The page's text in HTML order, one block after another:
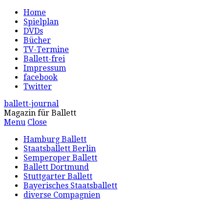
Home
Spielplan
DVDs
Bücher
TV-Termine
Ballett-frei
Impressum
facebook
Twitter
ballett-journal
Magazin für Ballett
Menu Close
Hamburg Ballett
Staatsballett Berlin
Semperoper Ballett
Ballett Dortmund
Stuttgarter Ballett
Bayerisches Staatsballett
diverse Compagnien